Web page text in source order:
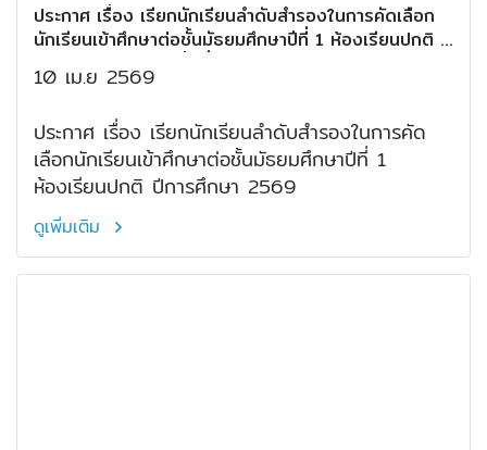
ประกาศ เรื่อง เรียกนักเรียนลำดับสำรองในการคัดเลือก
นักเรียนเข้าศึกษาต่อชั้นมัธยมศึกษาปีที่ 1 ห้องเรียนปกติ ปี
การศึกษา 2569 (ครั้งที่ 2)
10 เม.ย 2569
ประกาศ เรื่อง เรียกนักเรียนลำดับสำรองในการคัด
เลือกนักเรียนเข้าศึกษาต่อชั้นมัธยมศึกษาปีที่ 1
ห้องเรียนปกติ ปีการศึกษา 2569
ดูเพิ่มเติม